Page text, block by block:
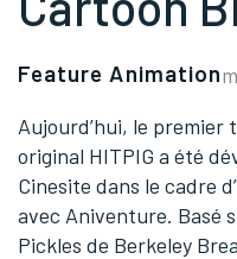
Feature Animation
Aujourd’hui, le premier
original HITPIG a été
Cinesite dans le cadre
avec Aniventure. Basé
Pickles de Berkeley